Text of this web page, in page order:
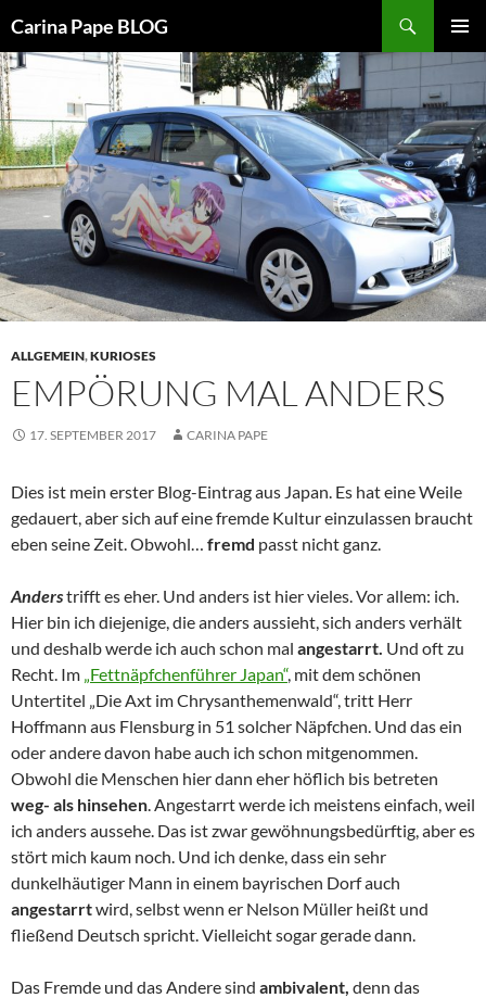
Carina Pape BLOG
INHALT
ALLGEMEIN,KURIOSES
EMPÖRUNG MAL ANDERS
17. SEPTEMBER 2017 CARINA PAPE
Dies ist mein erster Blog-Eintrag aus Japan. Es hat eine Weile
gedauert, aber sich auf eine fremde Kultur einzulassen braucht
eben seine Zeit. Obwohl… fremd passt nicht ganz.
Anderstrifft es eher. Und anders ist hier vieles. Vor allem: ich.
Hier bin ich diejenige, die anders aussieht, sich anders verhält
und deshalb werde ich auch schon mal angestarrt. Und oft zu
Recht. Im „Fettnäpfchenführer Japan“, mit dem schönen
Untertitel „Die Axt im Chrysanthemenwald“, tritt Herr
Hoffmann aus Flensburg in 51 solcher Näpfchen. Und das ein
oder andere davon habe auch ich schon mitgenommen.
Obwohl die Menschen hier dann eher höflich bis betreten
weg- als hinsehen. Angestarrt werde ich meistens einfach, weil
ich anders aussehe. Das ist zwar gewöhnungsbedürftig, aber es
stört mich kaum noch. Und ich denke, dass ein sehr
dunkelhäutiger Mann in einem bayrischen Dorf auch
angestarrtwird, selbst wenn er Nelson Müller heißt und
fließend Deutsch spricht. Vielleicht sogar gerade dann.
Das Fremde und das Andere sind ambivalent, denn das